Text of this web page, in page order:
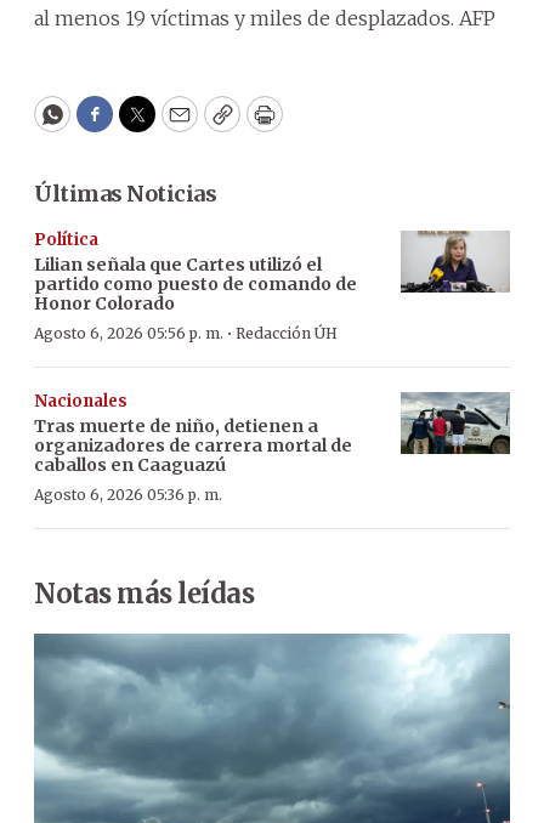
al menos 19 víctimas y miles de desplazados. AFP
WhatsApp
Facebook
Twitter
EmailCopyPrint
Últimas Noticias
Política
Lilian señala que Cartes utilizó el
partido como puesto de comando de
Honor Colorado
Agosto 6, 2026 05:56 p. m. · Redacción ÚH
Nacionales
Tras muerte de niño, detienen a
organizadores de carrera mortal de
caballos en Caaguazú
Agosto 6, 2026 05:36 p. m.
Notas más leídas